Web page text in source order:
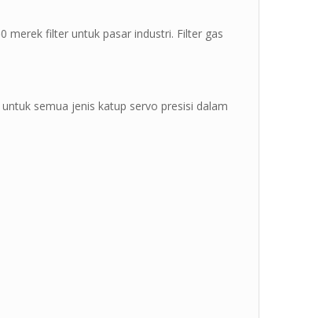
merek filter untuk pasar industri. Filter gas
semua jenis katup servo presisi dalam